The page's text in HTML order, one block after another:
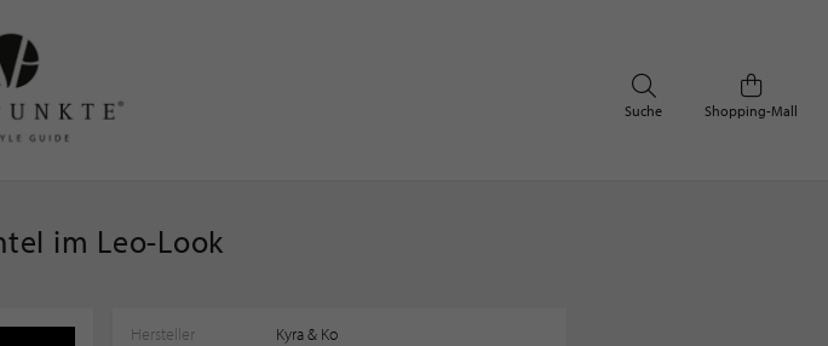
Shopping-Mall
Suche
im Leo-Look
Hersteller Kyra & Ko